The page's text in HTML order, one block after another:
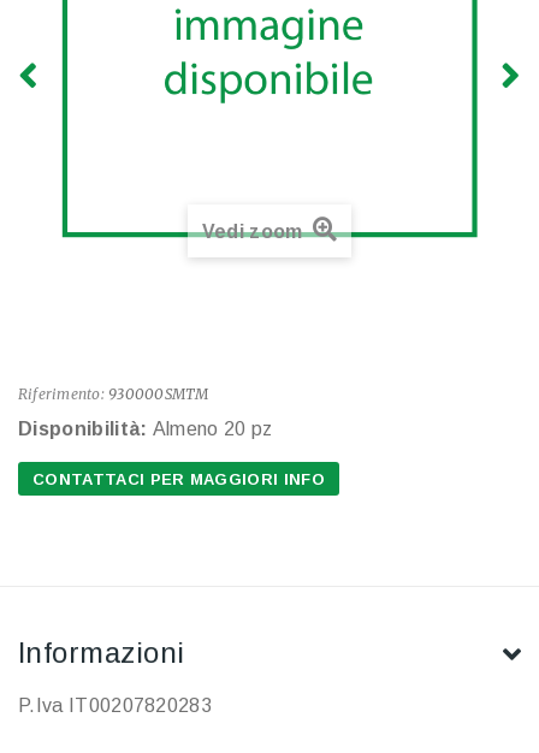
Vedi zoom
Riferimento: 930000SMTM
Disponibilità: Almeno 20 pz
CONTATTACI PER MAGGIORI INFO
Informazioni
P.Iva IT00207820283